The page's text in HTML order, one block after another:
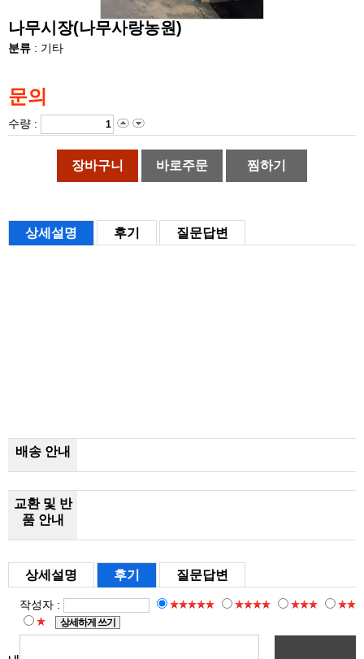
나무시장(나무사랑농원)
분류 : 기타
문의
수량 :
장바구니 바로주문 찜하기
상세설명 후기 질문답변
배송 안내
교환 및 반
품 안내
상세설명 후기 질문답변